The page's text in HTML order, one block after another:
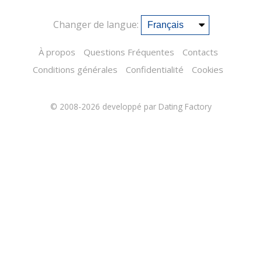
Changer de langue:
À propos Questions Fréquentes
Contacts
Conditions générales
Confidentialité Cookies
© 2008-2026 developpé par Dating Factory